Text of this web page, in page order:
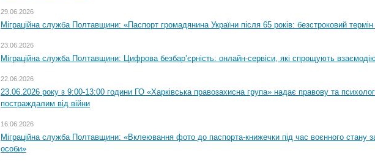
29.06.2026
Міграційна служба Полтавщини: «Паспорт громадянина України після 65 років: безстроковий термін
23.06.2026
Міграційна служба Полтавщини: Цифрова безбар’єрність: онлайн-сервіси, які спрощують
22.06.2026
23.06.2026 року з 9:00-13:00 години ГО «Харківська правозахисна група» надає правову та
постраждалим від війни
16.06.2026
Міграційна служба Полтавщини: «Вклеювання фото до паспорта-книжечки під час воєнного стану
особи»